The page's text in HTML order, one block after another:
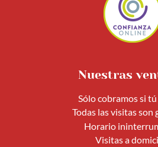
Nuestras
Sólo cobramos si
Todas las visitas son
Horario
Visitas a